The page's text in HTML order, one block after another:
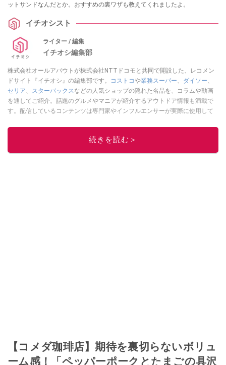
ットサンドなんだとか。おすすめの裏ワザも教えてくれましたよ。
イチオシスト
ライター / 編集
イチオシ編集部
株式会社オールアバウトが株式会社NTTドコモと共同で開設した、レコメン
ドサイト『イチオシ』の編集部です。
コストコや業務スーパー、 ダイソー、
セリア、 スターバックスなどの人気ショップの隠れた名品を、コラムや動画
を通してご紹介。話題のグルメやマニアが紹介するアウトドア情報も満載で
す。配信しているコンテンツは専門家やインフルエンサーが実際に使用して
ニュースでフォロー
続きを読む＞
【コメダ珈琲店】期待を裏切らないボリュ
ーム感！「ペッパーポークとたまごの具沢